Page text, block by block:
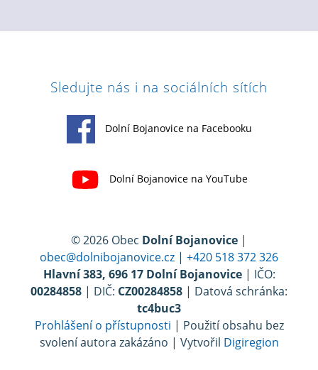
Sledujte nás i na sociálních sítích
Dolní Bojanovice na Facebooku
Dolní Bojanovice na YouTube
© 2026 Obec Dolní Bojanovice |
obec@dolnibojanovice.cz | +420 518 372 326
Hlavní 383, 696 17 Dolní Bojanovice| IČO:
00284858 | DIČ: CZ00284858 | Datová schránka:
tc4buc3
Prohlášení o přístupnosti | Použití obsahu bez
svolení autora zakázáno | Vytvořil Digiregion